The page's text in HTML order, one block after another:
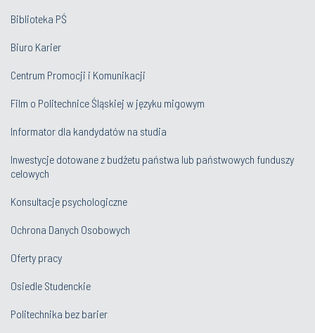
Biblioteka PŚ
Biuro Karier
Centrum Promocji i Komunikacji
Film o Politechnice Śląskiej w języku migowym
Informator dla kandydatów na studia
Inwestycje dotowane z budżetu państwa lub państwowych funduszy
celowych
Konsultacje psychologiczne
Ochrona Danych Osobowych
Oferty pracy
Osiedle Studenckie
Politechnika bez barier